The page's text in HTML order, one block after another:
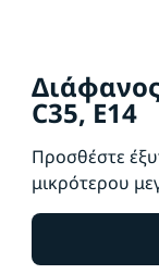
C35, E14
Προσθέστε
μικρότερου
WiZ E14 σε
ρύθμισης
εφαρμογή WiZ